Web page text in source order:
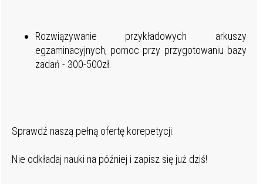
Rozwiązywanie przykładowych arkuszy
egzaminacyjnych, pomoc przy przygotowaniu bazy
zadań - 300-500zł.
Sprawdź naszą pełną ofertę korepetycji.
Nie odkładaj nauki na później i zapisz się już dziś!